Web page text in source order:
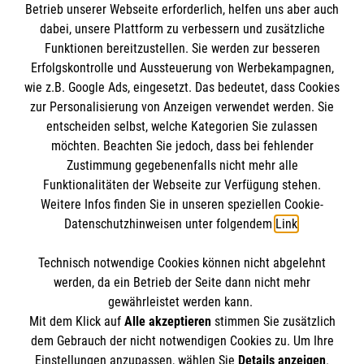
Renten-, Arbeitslosen- und
Pflegeversicherung)
26 Urlaubstage
Weiterzahlung von Kindergeld
Bildungstage und Seminare
Pluspunkte in Ihrem Lebenslauf
sinnvolle Tätigkeit zur Überbrückung von
Wartesemestern
ggf. die Anerkennung als Praktikum für
eine spätere Ausbildung / Studium
fachliche Qualifikation, z.B. Erste-Hilfe-
Ausbilder oder Rettungshelfer
zur Verfügung. Den Umfang regelt der
Frewillige zusammen mit der Einsatzstelle. Die
Kosten hierfür übernimmt die Einsatzstelle.
Kontakt
Presse
Den Beauftragten für Medizinproduktesicherheit
im Malteser Rettungsdienst und den
Einsatzdiensten der Malteser können Sie unter
gmb_mpg@malteser.org
kontaktieren.
Die Malteser
Malteserorden
Malteser Jugend
Malteser International
Sharepoint
Spendenkonto
Empfänger: Malteser Hilfsdienst e.V.
IBAN: DE51370601201201209265
So finden Sie uns
Wilhelm-Lambrecht-Straße 3
37079 Göttingen
Telefon:0551 89069770
Email:info.goettingen@malteser.org
Accordion 1
Der Malteser Hilfsdienst e.V. ist als eingetragene
Betrieb unserer Webseite erforderlich, helfen uns aber auch
dabei, unsere Plattform zu verbessern und zusätzliche
Funktionen bereitzustellen. Sie werden zur besseren
Erfolgskontrolle und Aussteuerung von Werbekampagnen,
wie z.B. Google Ads, eingesetzt. Das bedeutet, dass Cookies
zur Personalisierung von Anzeigen verwendet werden. Sie
entscheiden selbst, welche Kategorien Sie zulassen
möchten. Beachten Sie jedoch, dass bei fehlender
Zustimmung gegebenenfalls nicht mehr alle
Funktionalitäten der Webseite zur Verfügung stehen.
Weitere Infos finden Sie in unseren speziellen Cookie-
Datenschutzhinweisen unter folgendem Link.
Technisch notwendige Cookies können nicht abgelehnt
werden, da ein Betrieb der Seite dann nicht mehr
gewährleistet werden kann.
Mit dem Klick auf Alle akzeptierenstimmen Sie zusätzlich
dem Gebrauch der nicht notwendigen Cookies zu. Um Ihre
Einstellungen anzupassen, wählen Sie Details anzeigen.